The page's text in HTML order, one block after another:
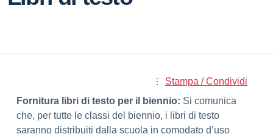
Stampa / Condividi
Fornitura libri di testo per il biennio: Si comunica
che, per tutte le classi del biennio, i libri di testo
saranno distribuiti dalla scuola in comodato d’uso